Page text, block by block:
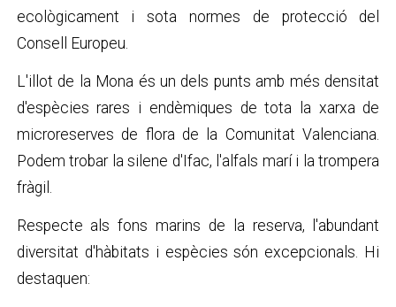
ecològicament i sota normes de protecció del
Consell Europeu.
L'illot de la Mona és un dels punts amb més densitat
d'espècies rares i endèmiques de tota la xarxa de
microreserves de flora de la Comunitat Valenciana.
Podem trobar la silene d'Ifac, l'alfals marí i la trompera
fràgil.
Respecte als fons marins de la reserva, l'abundant
diversitat d'hàbitats i espècies són excepcionals. Hi
destaquen: